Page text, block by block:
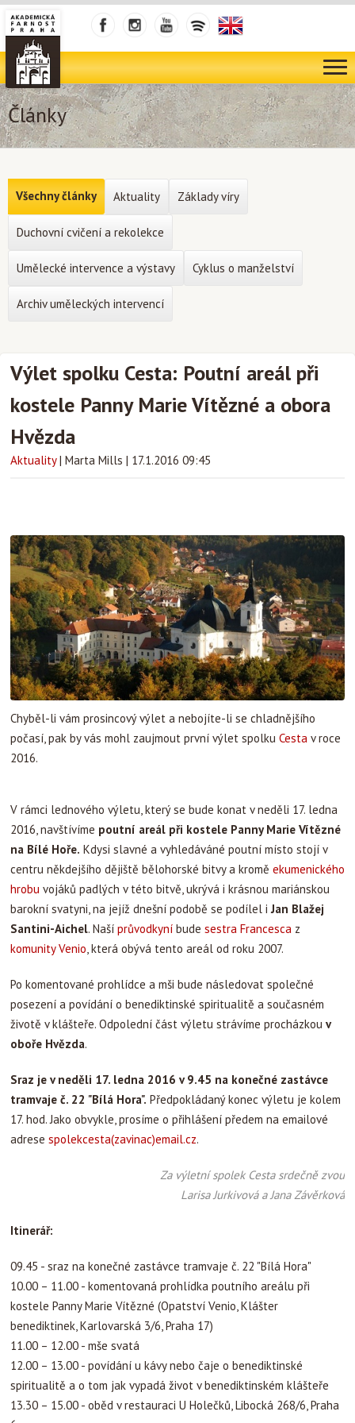
Články
Výlet spolku Cesta: Poutní areál při
kostele Panny Marie Vítězné a obora
Hvězda
Aktuality | Marta Mills | 17.1.2016 09:45
Chyběl-li vám prosincový výlet a nebojíte-li se chladnějšího
počasí, pak by vás mohl zaujmout první výlet spolku Cesta v roce
2016.
V rámci lednového výletu, který se bude konat v neděli 17. ledna
2016, navštívíme poutní areál při kostele Panny Marie Vítězné
na Bílé Hoře. Kdysi slavné a vyhledáváné poutní místo stojí v
centru někdejšího dějiště bělohorské bitvy a kromě ekumenického
hrobu vojáků padlých v této bitvě, ukrývá i krásnou mariánskou
barokní svatyni, na jejíž dnešní podobě se podílel iJan Blažej
Santini-Aichel. Naší průvodkyní bude sestra Francesca z
komunity Venio, která obývá tento areál od roku 2007.
Po komentované prohlídce a mši bude následovat společné
posezení a povídání o benediktinské spiritualitě a současném
životě v klášteře. Odpolední část výletu strávíme procházkou v
oboře Hvězda.
Sraz je v neděli 17. ledna 2016 v 9.45 na konečné zastávce
tramvaje č. 22 "Bílá Hora". Předpokládaný konec výletu je kolem
17. hod. Jako obvykle, prosíme o přihlášení předem na emailové
adrese spolekcesta(zavinac)email.cz.
Za výletní spolek Cesta srdečně zvou
Larisa Jurkivová a Jana Závěrková
Itinerář:
09.45 - sraz na konečné zastávce tramvaje č. 22 "Bílá Hora"
10.00 – 11.00 - komentovaná prohlídka poutního areálu při
kostele Panny Marie Vítězné (Opatství Venio, Klášter
benediktinek, Karlovarská 3/6, Praha 17)
11.00 – 12.00 - mše svatá
12.00 – 13.00 - povídání u kávy nebo čaje o benediktinské
spiritualitě a o tom jak vypadá život v benediktinském klášteře
13.30 – 15.00 - oběd v restauraci U Holečků, Libocká 268/6, Praha
Všechny články Aktuality Základy víry
Duchovní cvičení a rekolekce
Umělecké intervence a výstavy Cyklus o manželství
Archiv uměleckých intervencí